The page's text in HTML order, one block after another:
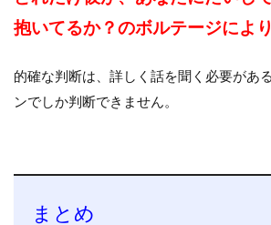
抱いてるか？のボルテージにより
的確な判断は、詳しく話を聞く必要があ
ンでしか判断できません。
まとめ